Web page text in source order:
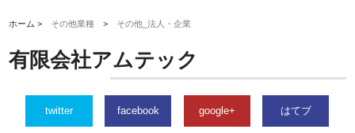
ホーム > その他業種 > その他_法人・企業
有限会社アムテック
twitter facebook google+ はてブ